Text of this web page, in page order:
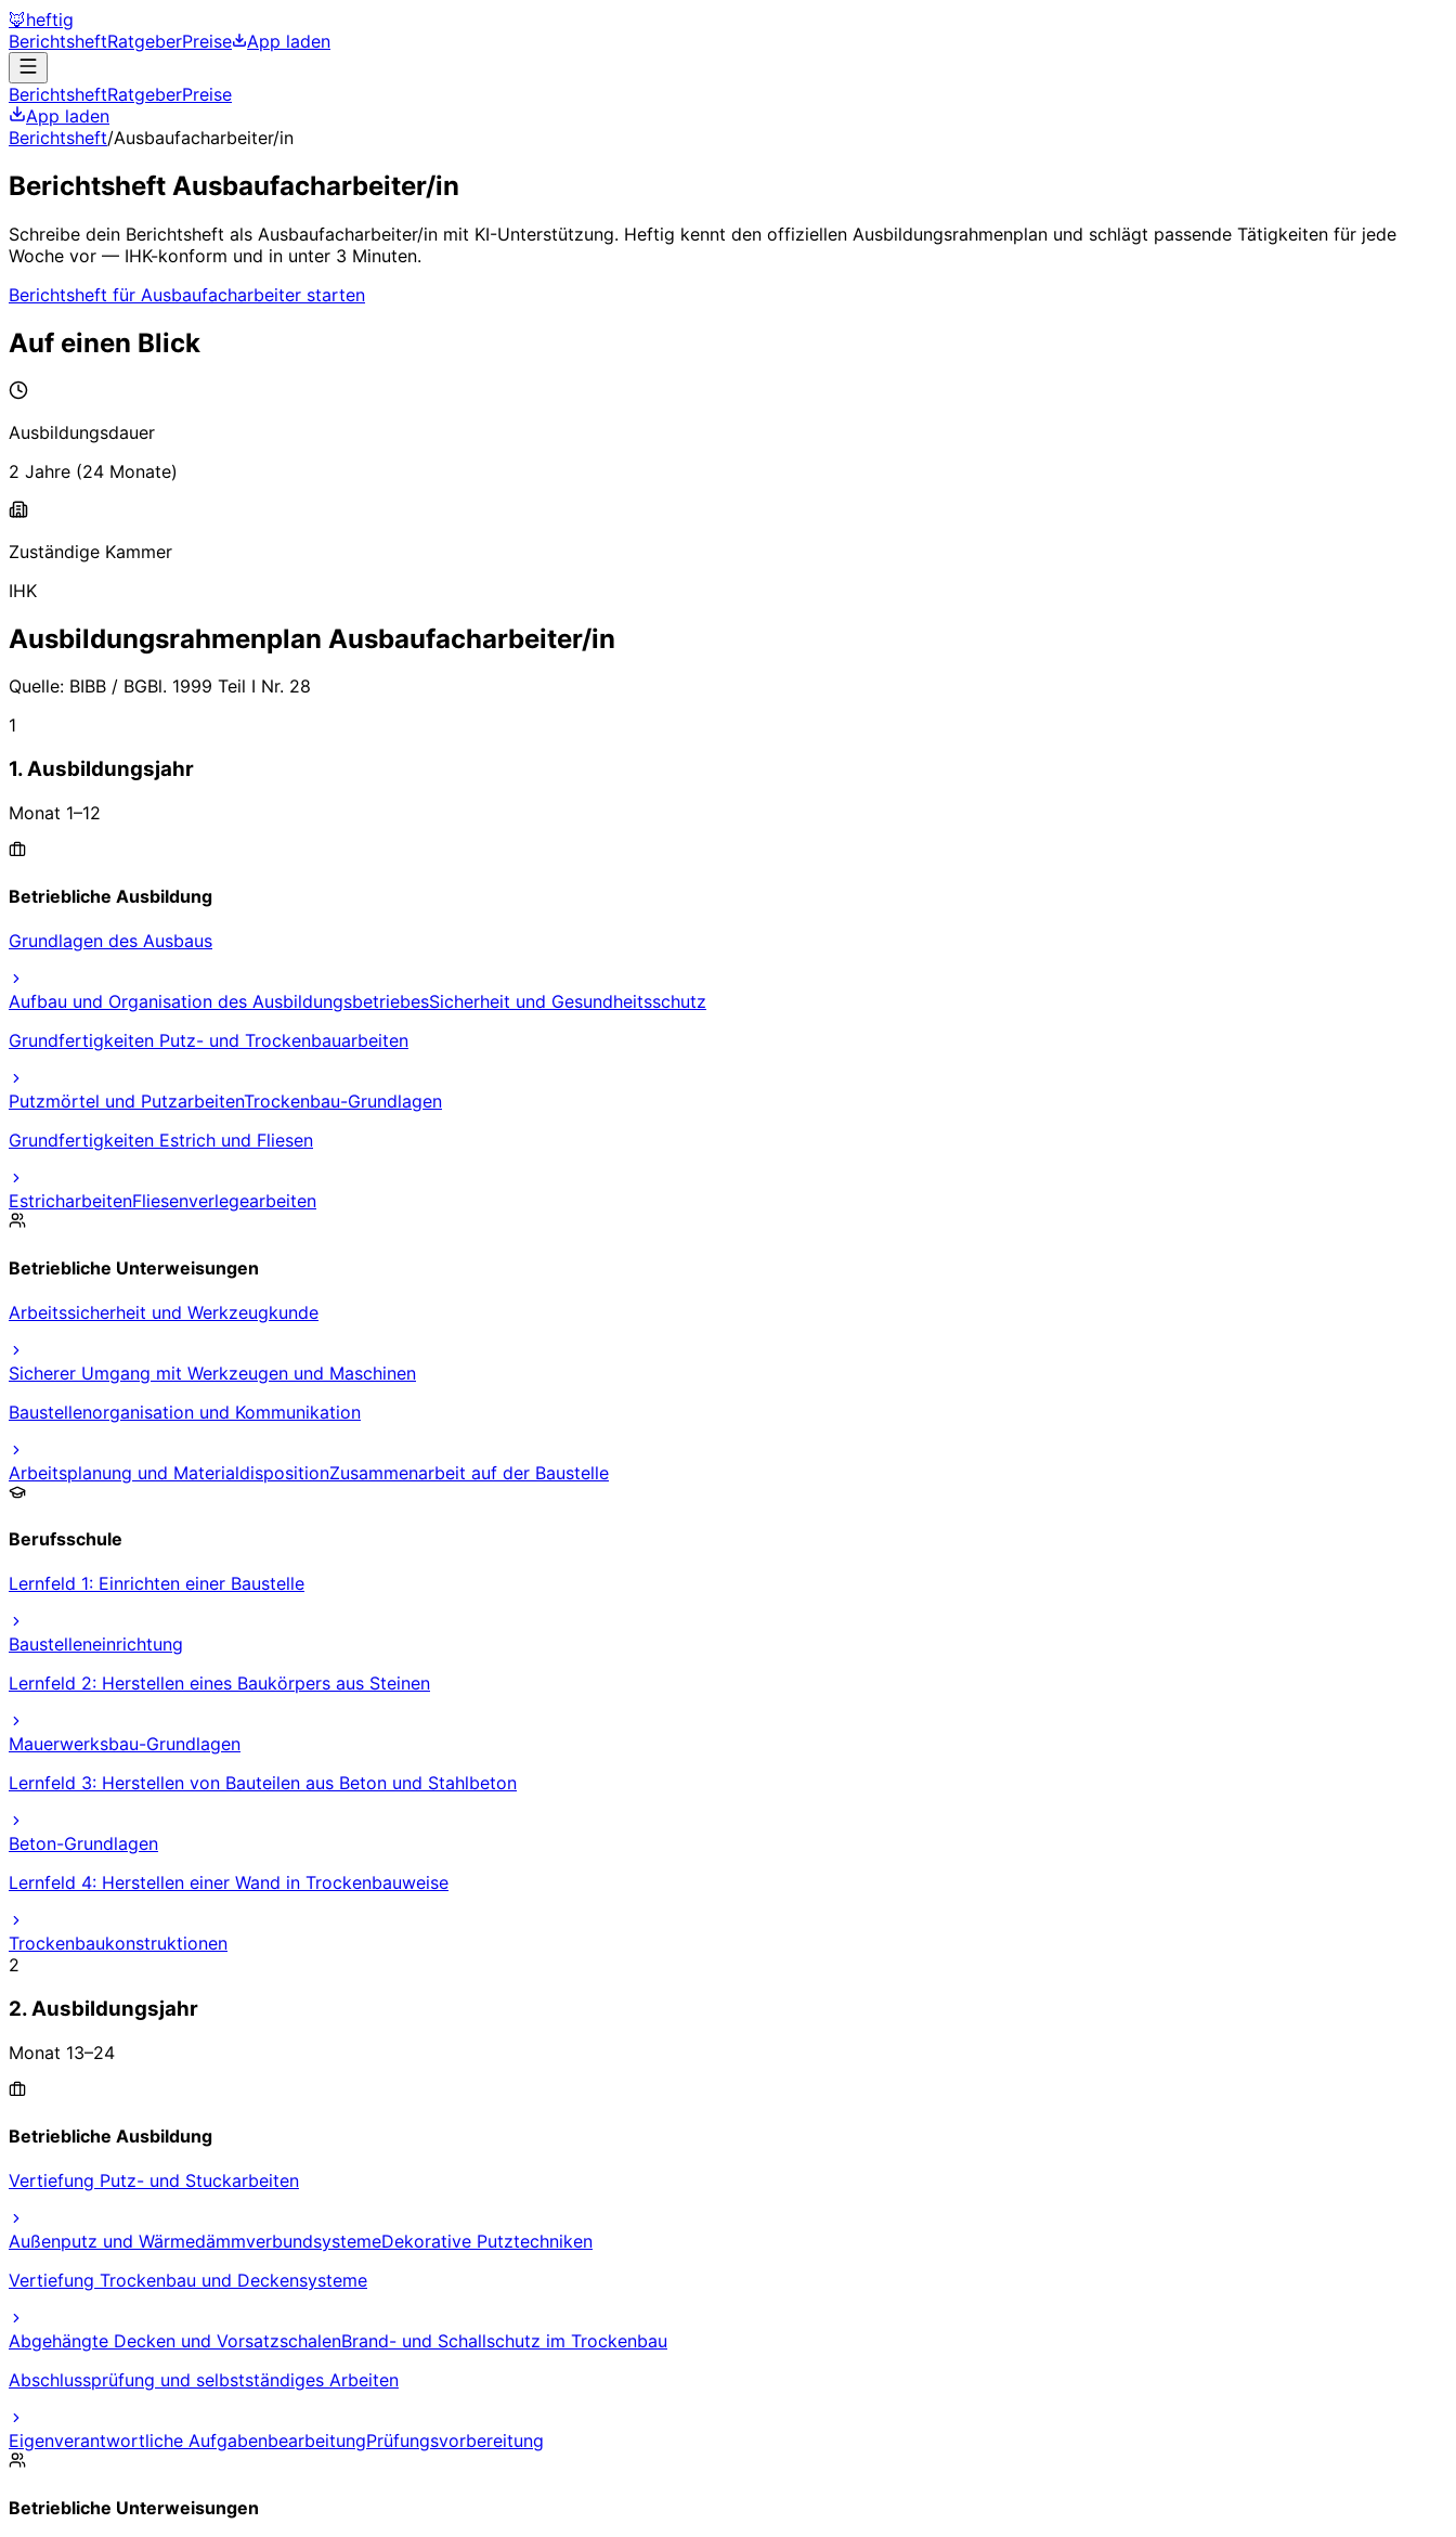
🦊heftig
BerichtsheftRatgeberPreise App laden
BerichtsheftRatgeberPreise
App laden
Berichtsheft/Ausbaufacharbeiter/in
Berichtsheft Ausbaufacharbeiter/in
Schreibe dein Berichtsheft als Ausbaufacharbeiter/in mit KI-Unterstützung. Heftig kennt den offiziellen Ausbildungsrahmenplan und schlägt passende Tätigkeiten für jede
Woche vor — IHK-konform und in unter 3 Minuten.
Berichtsheft für Ausbaufacharbeiter starten
Auf einen Blick
Ausbildungsdauer
2 Jahre (24 Monate)
Zuständige Kammer
IHK
Ausbildungsrahmenplan Ausbaufacharbeiter/in
Quelle: BIBB / BGBl. 1999 Teil I Nr. 28
1
1. Ausbildungsjahr
Monat 1–12
Betriebliche Ausbildung
Grundlagen des Ausbaus
Aufbau und Organisation des AusbildungsbetriebesSicherheit und Gesundheitsschutz
Grundfertigkeiten Putz- und Trockenbauarbeiten
Putzmörtel und PutzarbeitenTrockenbau-Grundlagen
Grundfertigkeiten Estrich und Fliesen
EstricharbeitenFliesenverlegearbeiten
Betriebliche Unterweisungen
Arbeitssicherheit und Werkzeugkunde
Sicherer Umgang mit Werkzeugen und Maschinen
Baustellenorganisation und Kommunikation
Arbeitsplanung und MaterialdispositionZusammenarbeit auf der Baustelle
Berufsschule
Lernfeld 1: Einrichten einer Baustelle
Baustelleneinrichtung
Lernfeld 2: Herstellen eines Baukörpers aus Steinen
Mauerwerksbau-Grundlagen
Lernfeld 3: Herstellen von Bauteilen aus Beton und Stahlbeton
Beton-Grundlagen
Lernfeld 4: Herstellen einer Wand in Trockenbauweise
Trockenbaukonstruktionen
2
2. Ausbildungsjahr
Monat 13–24
Betriebliche Ausbildung
Vertiefung Putz- und Stuckarbeiten
Außenputz und WärmedämmverbundsystemeDekorative Putztechniken
Vertiefung Trockenbau und Deckensysteme
Abgehängte Decken und VorsatzschalenBrand- und Schallschutz im Trockenbau
Abschlussprüfung und selbstständiges Arbeiten
Eigenverantwortliche AufgabenbearbeitungPrüfungsvorbereitung
Betriebliche Unterweisungen